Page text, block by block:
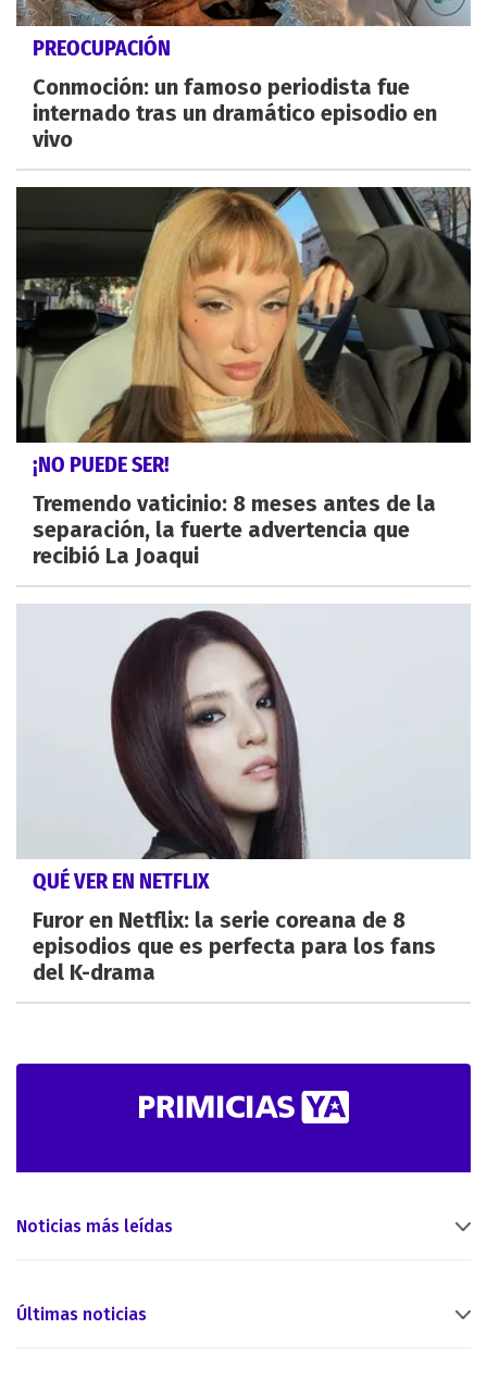
PREOCUPACIÓN
Conmoción: un famoso periodista fue
internado tras un dramático episodio en
vivo
¡NO PUEDE SER!
Tremendo vaticinio: 8 meses antes de la
separación, la fuerte advertencia que
recibió La Joaqui
QUÉ VER EN NETFLIX
Furor en Netflix: la serie coreana de 8
episodios que es perfecta para los fans
del K-drama
Noticias más leídas
Últimas noticias